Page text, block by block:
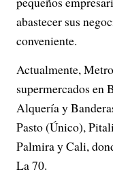
abastecer sus
conveniente.
Actualmente,
supermercados en
Alquería y
Pasto (Único),
Palmira y Cali,
La 70.